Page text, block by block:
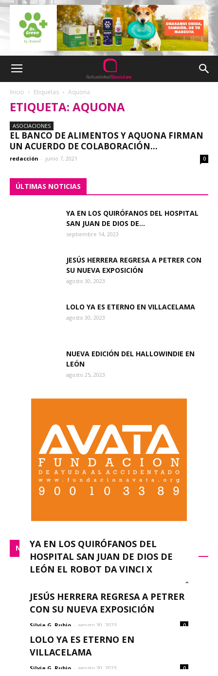
Inicio Etiquetas Aquona
ETIQUETA: AQUONA
ASOCIACIONES
EL BANCO DE ALIMENTOS Y AQUONA FIRMAN
UN ACUERDO DE COLABORACIÓN...
redacción - junio 7, 2021 0
ÚLTIMAS NOTICIAS
YA EN LOS QUIRÓFANOS DEL HOSPITAL
SAN JUAN DE DIOS DE...
septiembre 14, 2023
JESÚS HERRERA REGRESA A PETRER CON
SU NUEVA EXPOSICIÓN
agosto 30, 2023
LOLO YA ES ETERNO EN VILLACELAMA
agosto 30, 2023
NUEVA EDICIÓN DEL HALLOWINDIE EN
LEÓN
agosto 25, 2023
NACIONAL
YA EN LOS QUIRÓFANOS DEL
HOSPITAL SAN JUAN DE DIOS DE
LEÓN EL ROBOT DA VINCI X
0
JESÚS HERRERA REGRESA A PETRER
CON SU NUEVA EXPOSICIÓN
Silvia G. Rubio - agosto 30, 2023 0
LOLO YA ES ETERNO EN
VILLACELAMA
Silvia G. Rubio - agosto 30, 2023 0